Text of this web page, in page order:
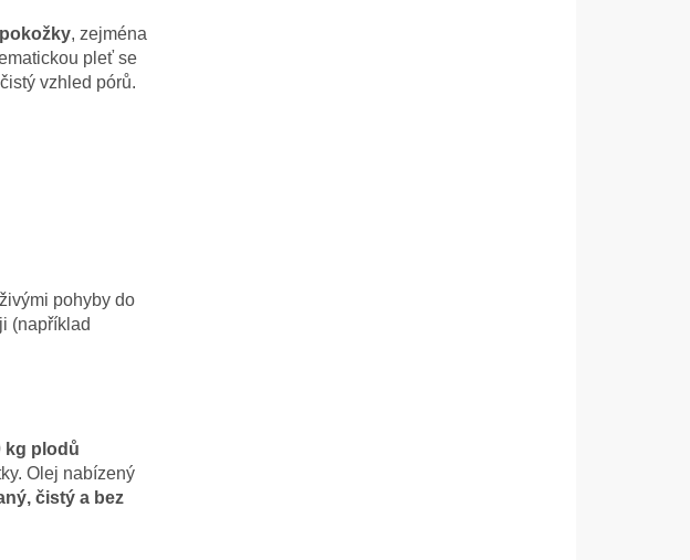
, zejména
pleť se
vzhled pórů.
pohyby do
(například
kg plodů
Olej nabízený
čistý a bez